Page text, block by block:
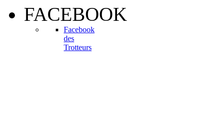
FACEBOOK
Facebook
des
Trotteurs